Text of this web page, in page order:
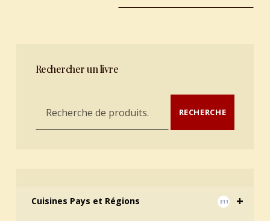
Rechercher un livre
Recherche pour : RECHERCHE
+
Cuisines Pays et Régions 311